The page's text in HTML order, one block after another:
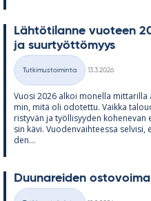
Läh­tö­ti­lanne vuo­teen
ja suur­työt­tö­myys
Kategoriat
Tutkimustoiminta
13.3.2026
Vuosi 2026 al­koi mo­nella
min, mitä oli odo­tettu. Vaikka
ris­ty­vän ja työl­li­syy­den
sin kävi. Vuo­den­vaih­teessa
den...
Duu­na­rei­den